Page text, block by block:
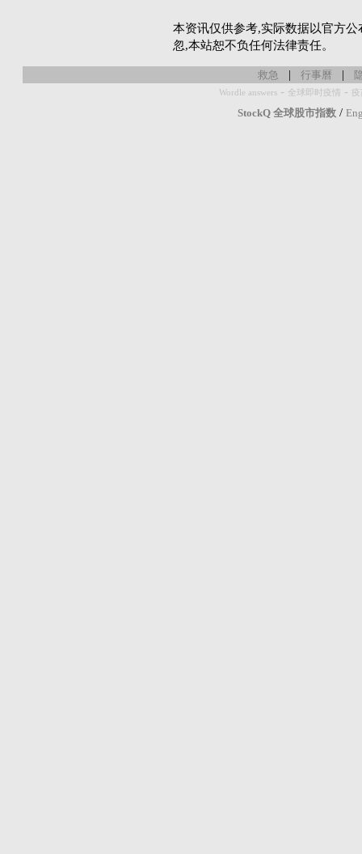
本资讯仅供参考,实际数据以官方
忽,本站恕不负任何法律责任。
救急 | 行事曆 |
Wordle answers - 全球即时疫情 -
StockQ 全球股市指数 /